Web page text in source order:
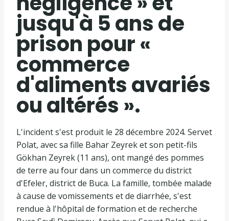
jusqu'à 5 ans de
prison pour «
commerce
d'aliments avariés
ou altérés ».
L'incident s'est produit le 28 décembre 2024. Servet
Polat, avec sa fille Bahar Zeyrek et son petit-fils
Gökhan Zeyrek (11 ans), ont mangé des pommes
de terre au four dans un commerce du district
d'Efeler, district de Buca. La famille, tombée malade
à cause de vomissements et de diarrhée, s'est
rendue à l'hôpital de formation et de recherche